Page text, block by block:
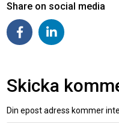
Share on social media
Skicka
Din epost adress kommer